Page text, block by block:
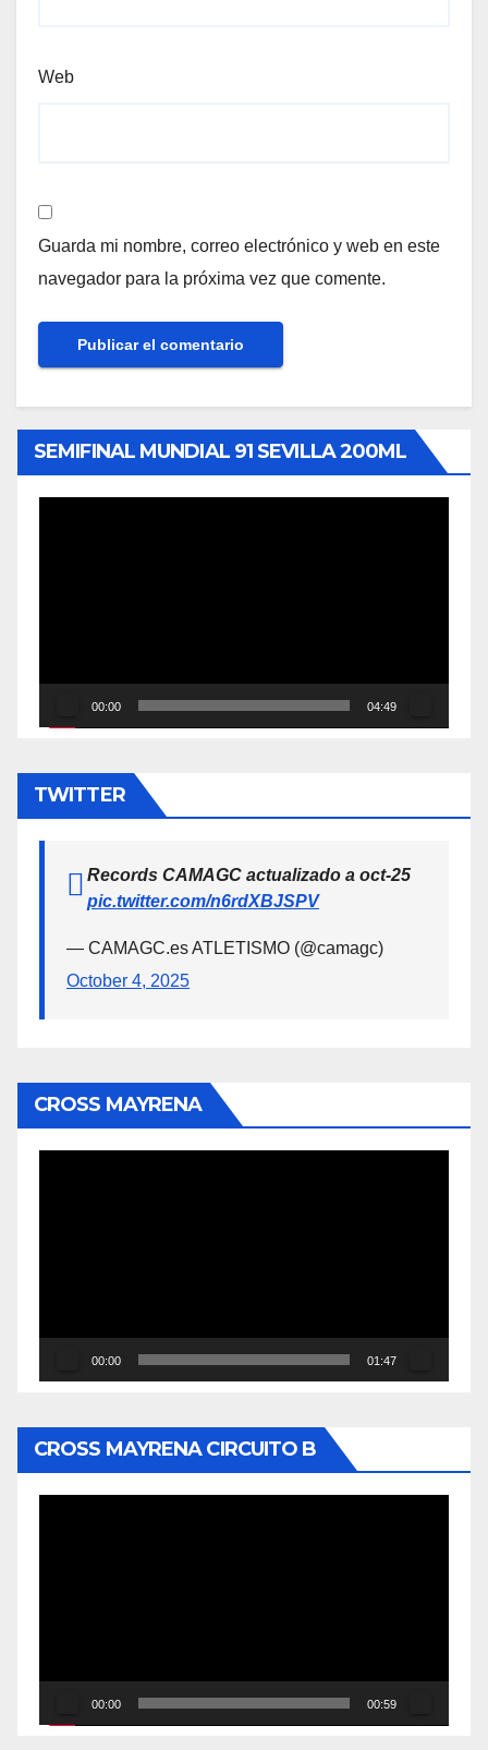
Web
Guarda mi nombre, correo electrónico y web en este
navegador para la próxima vez que comente.
SEMIFINAL MUNDIAL 91 SEVILLA 200ML
00:00 04:49
TWITTER
Records CAMAGC actualizado a oct-25
pic.twitter.com/n6rdXBJSPV
— CAMAGC.es ATLETISMO (@camagc)
October 4, 2025
CROSS MAYRENA
00:00 01:47
CROSS MAYRENA CIRCUITO B
00:00 00:59